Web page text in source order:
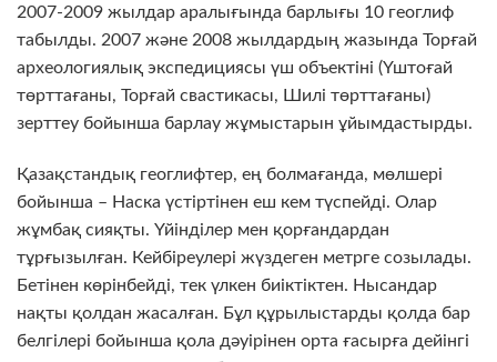
2007-2009 жылдар аралығында барлығы 10 геоглиф
табылды. 2007 және 2008 жылдардың жазында Торғай
археологиялық экспедициясы үш объектіні (Үштоғай
төрттағаны, Торғай свастикасы, Шилі төрттағаны)
зерттеу бойынша барлау жұмыстарын ұйымдастырды.
Қазақстандық геоглифтер, ең болмағанда, мөлшері
бойынша – Наска үстіртінен еш кем түспейді. Олар
жұмбақ сияқты. Үйінділер мен қорғандардан
тұрғызылған. Кейбіреулері жүздеген метрге созылады.
Бетінен көрінбейді, тек үлкен биіктіктен. Нысандар
нақты қолдан жасалған. Бұл құрылыстарды қолда бар
белгілері бойынша қола дәуірінен орта ғасырға дейінгі